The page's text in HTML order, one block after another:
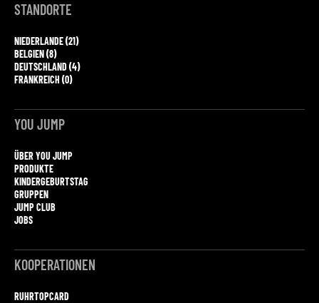
STANDORTE
NIEDERLANDE (21)
BELGIEN (8)
DEUTSCHLAND (4)
FRANKREICH (0)
YOU JUMP
ÜBER YOU JUMP
PRODUKTE
KINDERGEBURTSTAG
GRUPPEN
JUMP CLUB
JOBS
KOOPERATIONEN
RUHRTOPCARD